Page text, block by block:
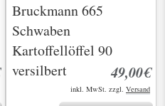
Bruckmann 665
Schwaben
Kartoffellöffel 90
versilbert
49,00€
inkl. MwSt. zzgl. Versand